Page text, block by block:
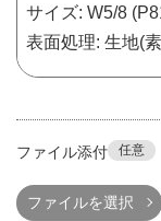
ファイル添付 任意
ファイルを選択